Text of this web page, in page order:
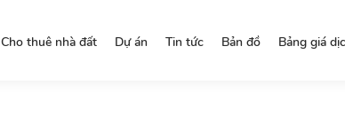
Cho thuê nhà đất Dự án Tin tức Bản đồ Bảng giá